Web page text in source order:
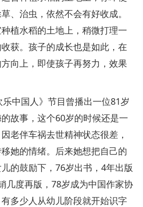
、治虫，依然不会有好收成。
植水稻的土地上，稍微打理一
获。孩子的成长也是如此，在
向上，即使孩子再努力，效果
中国人》节目曾播出一位81岁
故事，这个60岁的时候还是一
老伴车祸去世精神状态很差，
她的情绪。后来她想把自己的
的鼓励下，76岁出书，4年出版
几度再版，78岁成为中国作家协
多少人从幼儿阶段就开始识字